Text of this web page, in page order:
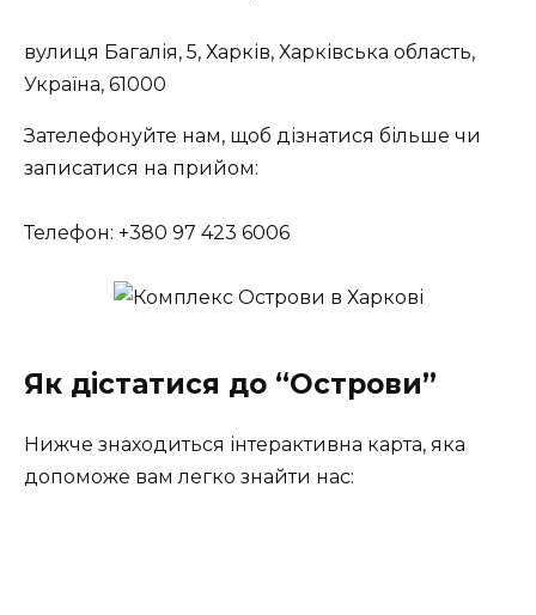
вулиця Багалія, 5, Харків, Харківська область,
Україна, 61000
Зателефонуйте нам, щоб дізнатися більше чи
записатися на прийом:
Телефон: +380 97 423 6006
Як дістатися до “Острови”
Нижче знаходиться інтерактивна карта, яка
допоможе вам легко знайти нас: